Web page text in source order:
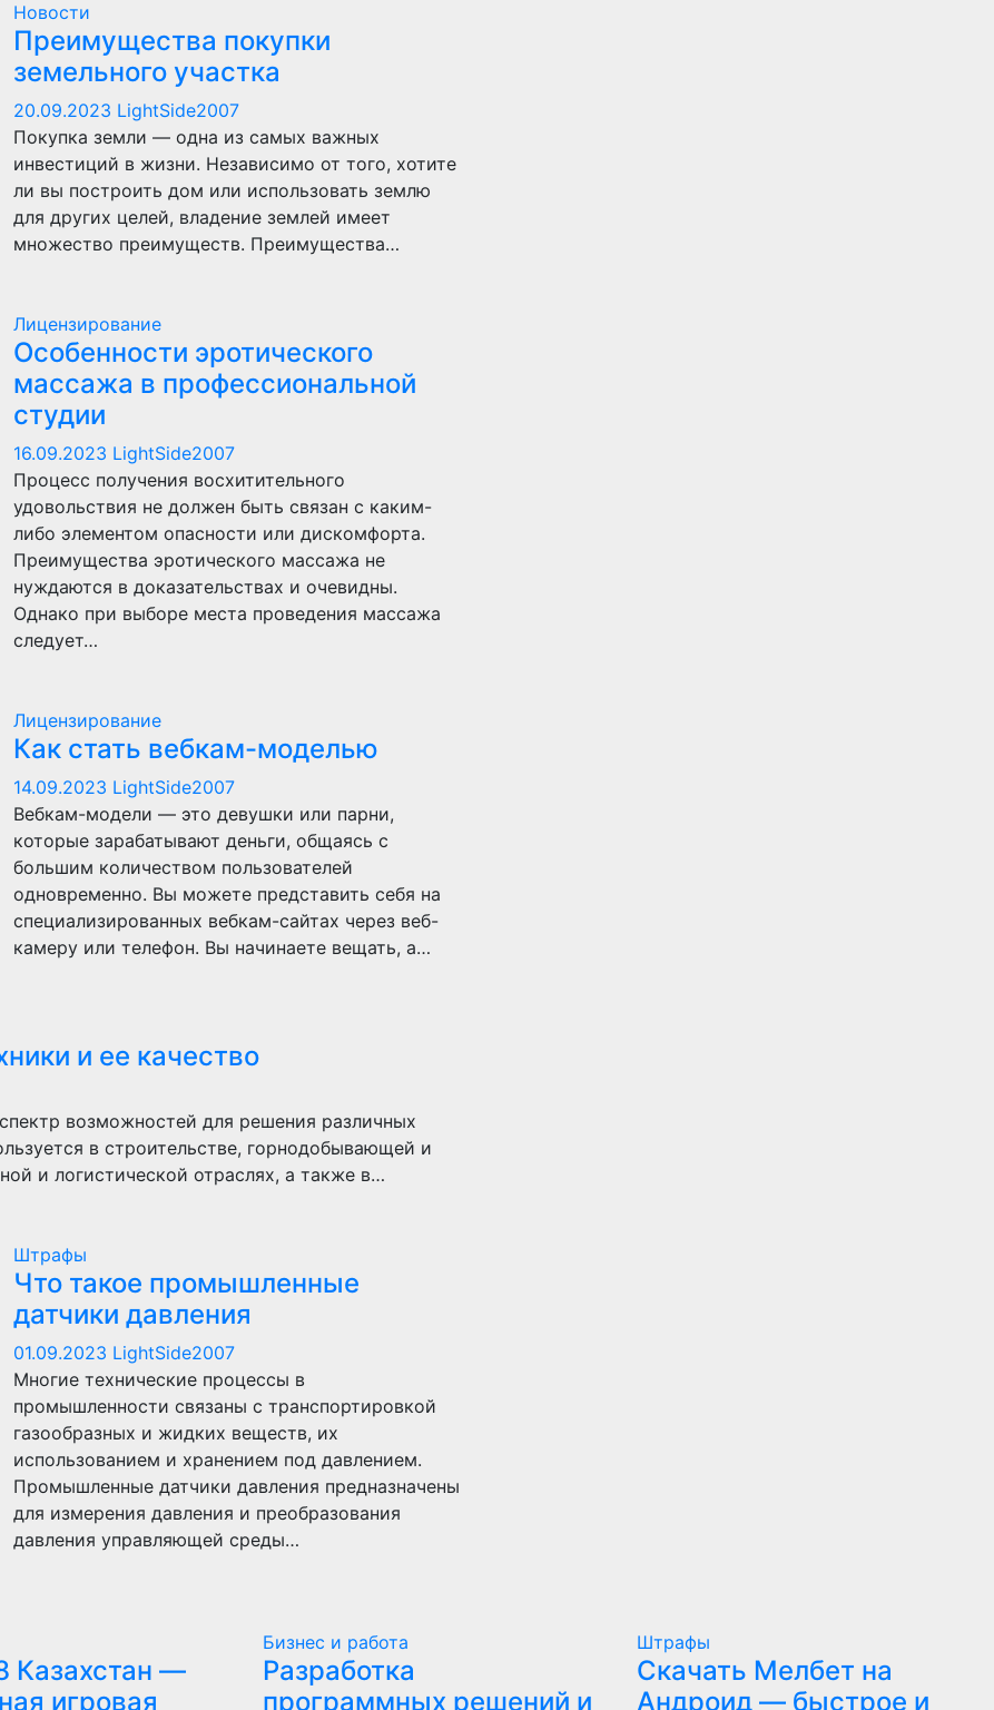
Новости
Преимущества покупки
земельного участка
20.09.2023 LightSide2007
Покупка земли — одна из самых важных
инвестиций в жизни. Независимо от того, хотите
ли вы построить дом или использовать землю
для других целей, владение землей имеет
множество преимуществ. Преимущества…
Лицензирование
Особенности эротического
массажа в профессиональной
студии
16.09.2023 LightSide2007
Процесс получения восхитительного
удовольствия не должен быть связан с каким-
либо элементом опасности или дискомфорта.
Преимущества эротического массажа не
нуждаются в доказательствах и очевидны.
Однако при выборе места проведения массажа
следует…
Лицензирование
Как стать вебкам-моделью
14.09.2023 LightSide2007
Вебкам-модели — это девушки или парни,
которые зарабатывают деньги, общаясь с
большим количеством пользователей
одновременно. Вы можете представить себя на
специализированных вебкам-сайтах через веб-
камеру или телефон. Вы начинаете вещать, а…
и ее качество
возможностей для решения различных
в строительстве, горнодобывающей и
и логистической отраслях, а также в…
Штрафы
Что такое промышленные
датчики давления
01.09.2023 LightSide2007
Многие технические процессы в
промышленности связаны с транспортировкой
газообразных и жидких веществ, их
использованием и хранением под давлением.
Промышленные датчики давления предназначены
для измерения давления и преобразования
давления управляющей среды…
Казахстан —
игровая
Бизнес и работа
Разработка
программных решений и
Штрафы
Скачать Мелбет на
Андроид — быстрое и